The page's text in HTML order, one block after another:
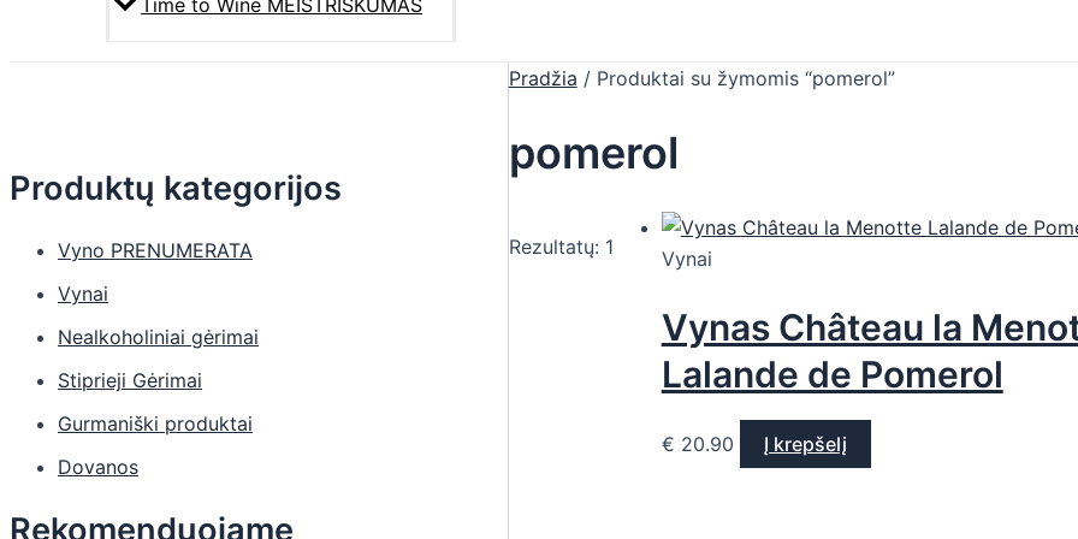
Time to Wine MEISTRIŠKUMAS
Produktų kategorijos
Vyno PRENUMERATA
Vynai
Nealkoholiniai gėrimai
Stiprieji Gėrimai
Gurmaniški produktai
Dovanos
Rekomenduojame
Pradžia / Produktai su žymomis “pomerol”
pomerol
Rezultatų: 1 Vynai
Vynas Château la
Lalande de Pomerol
€ 20.90 Į krepšelį